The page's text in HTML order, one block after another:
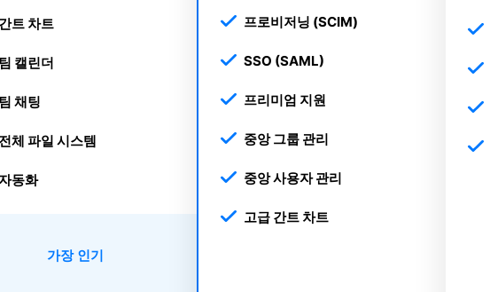
트 차트
캘린더
채팅
체 파일 시스템
동화
가장 인기
프로비저닝 (SCIM)
SSO (SAML)
프리미엄 지원
중앙 그룹 관리
중앙 사용자 관리
고급 간트 차트